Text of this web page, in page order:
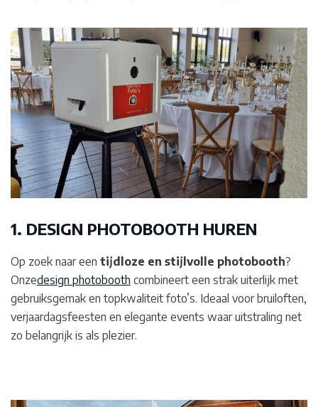
1. DESIGN PHOTOBOOTH HUREN
Op zoek naar een tijdloze en stijlvolle photobooth?
Onzedesign photobooth combineert een strak uiterlijk met
gebruiksgemak en topkwaliteit foto’s. Ideaal voor bruiloften,
verjaardagsfeesten en elegante events waar uitstraling net
zo belangrijk is als plezier.